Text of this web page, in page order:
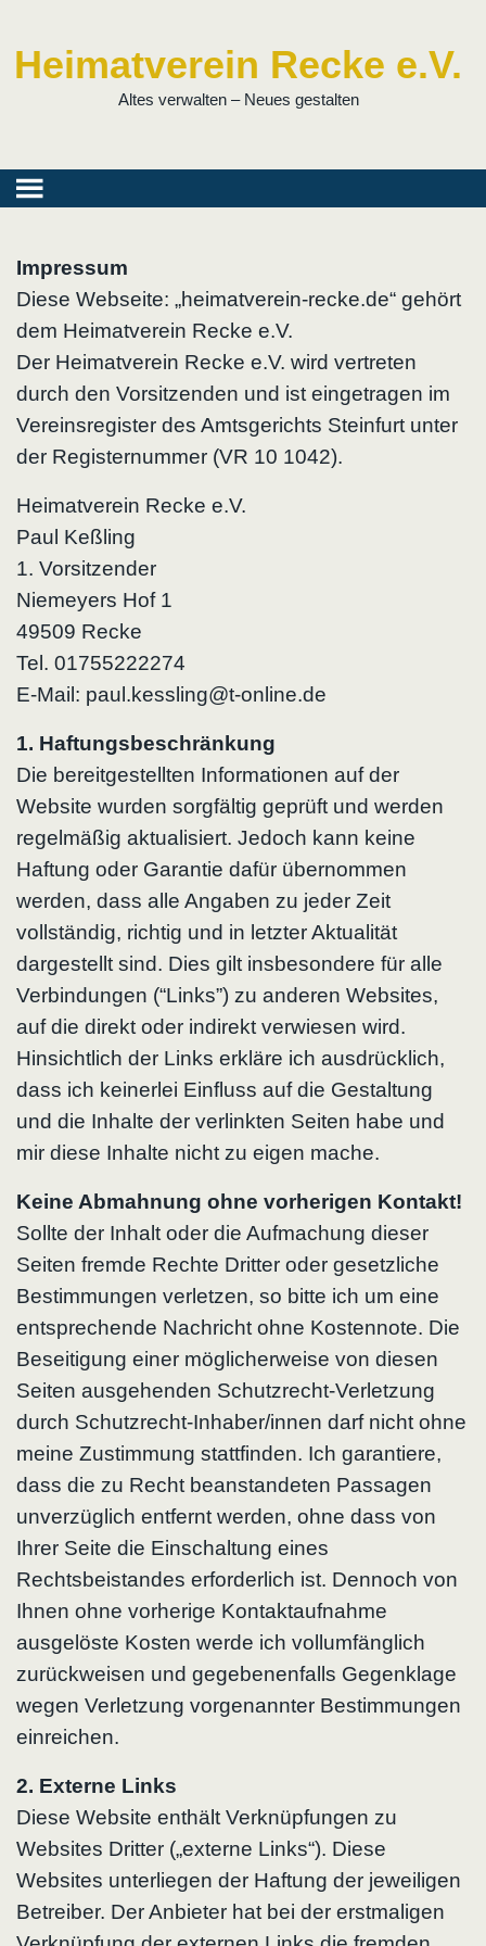
Heimatverein Recke e.V.
Altes verwalten – Neues gestalten
Impressum
Diese Webseite: „heimatverein-recke.de“ gehört
dem Heimatverein Recke e.V.
Der Heimatverein Recke e.V. wird vertreten
durch den Vorsitzenden und ist eingetragen im
Vereinsregister des Amtsgerichts Steinfurt unter
der Registernummer (VR 10 1042).
Heimatverein Recke e.V.
Paul Keßling
1. Vorsitzender
Niemeyers Hof 1
49509 Recke
Tel. 01755222274
E-Mail: paul.kessling@t-online.de
1. Haftungsbeschränkung
Die bereitgestellten Informationen auf der
Website wurden sorgfältig geprüft und werden
regelmäßig aktualisiert. Jedoch kann keine
Haftung oder Garantie dafür übernommen
werden, dass alle Angaben zu jeder Zeit
vollständig, richtig und in letzter Aktualität
dargestellt sind. Dies gilt insbesondere für alle
Verbindungen (“Links”) zu anderen Websites,
auf die direkt oder indirekt verwiesen wird.
Hinsichtlich der Links erkläre ich ausdrücklich,
dass ich keinerlei Einfluss auf die Gestaltung
und die Inhalte der verlinkten Seiten habe und
mir diese Inhalte nicht zu eigen mache.
Keine Abmahnung ohne vorherigen Kontakt!
Sollte der Inhalt oder die Aufmachung dieser
Seiten fremde Rechte Dritter oder gesetzliche
Bestimmungen verletzen, so bitte ich um eine
entsprechende Nachricht ohne Kostennote. Die
Beseitigung einer möglicherweise von diesen
Seiten ausgehenden Schutzrecht-Verletzung
durch Schutzrecht-Inhaber/innen darf nicht ohne
meine Zustimmung stattfinden. Ich garantiere,
dass die zu Recht beanstandeten Passagen
unverzüglich entfernt werden, ohne dass von
Ihrer Seite die Einschaltung eines
Rechtsbeistandes erforderlich ist. Dennoch von
Ihnen ohne vorherige Kontaktaufnahme
ausgelöste Kosten werde ich vollumfänglich
zurückweisen und gegebenenfalls Gegenklage
wegen Verletzung vorgenannter Bestimmungen
einreichen.
2. Externe Links
Diese Website enthält Verknüpfungen zu
Websites Dritter („externe Links“). Diese
Websites unterliegen der Haftung der jeweiligen
Betreiber. Der Anbieter hat bei der erstmaligen